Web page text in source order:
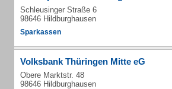
Schleusinger Straße 6
98646 Hildburghausen
Sparkassen
Volksbank Thüringen Mitte eG
Obere Marktstr. 48
98646 Hildburghausen